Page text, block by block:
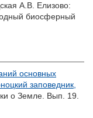
А.В. Елизово:
биосферный
основных
заповедник,
о Земле. Вып. 19.